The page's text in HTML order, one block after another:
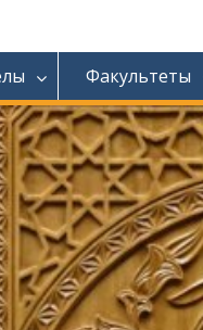
Факультеты